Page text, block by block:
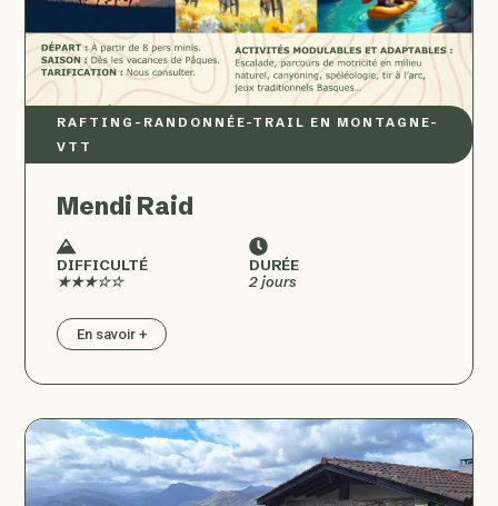
RAFTING – RANDONNÉE–TRAIL EN MONTAGNE–
VTT
Mendi Raid
DIFFICULTÉ
★★★☆☆
DURÉE
2 jours
En savoir +